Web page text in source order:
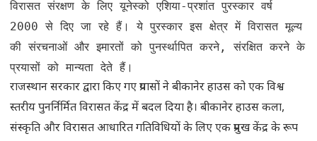
विरासत संरक्षण के लिए यूनेस्को एशिया-प्रशांत पुरस्कार वर्ष
2000 से दिए जा रहे हैं। ये पुरस्कार इस क्षेत्र में विरासत मूल्य
की संरचनाओं और इमारतों को पुनर्स्थापित करने, संरक्षित करने के
प्रयासों को मान्यता देते हैं।
राजस्थान सरकार द्वारा किए गए प्रयासों ने बीकानेर हाउस को एक विश्व
स्तरीय पुनर्निर्मित विरासत केंद्र में बदल दिया है। बीकानेर हाउस कला,
संस्कृति और विरासत आधारित गतिविधियों के लिए एक प्रमुख केंद्र के रूप